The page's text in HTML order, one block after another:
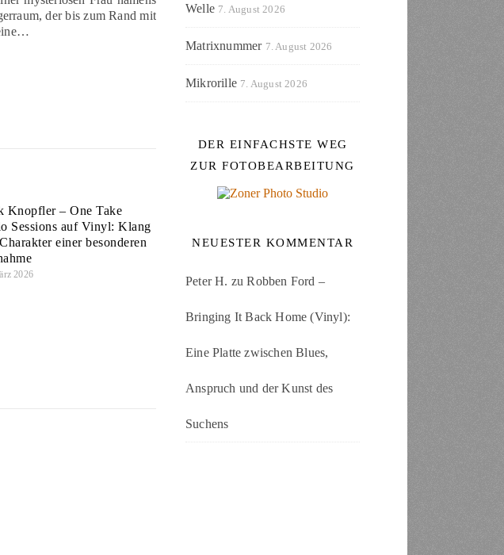
der bis zum Rand mit
Knopfler – One Take
Sessions auf Vinyl: Klang
einer besonderen
2026
Welle 7. August 2026
Matrixnummer 7. August 2026
Mikrorille 7. August 2026
DER EINFACHSTE WEG
ZUR FOTOBEARBEITUNG
NEUESTER KOMMENTAR
Peter H. zuRobben Ford –
Bringing It Back Home (Vinyl):
Eine Platte zwischen Blues,
Anspruch und der Kunst des
Suchens